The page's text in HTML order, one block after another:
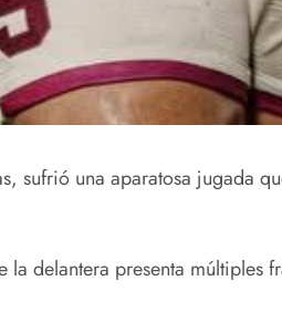
sufrió una aparatosa jugada
delantera presenta múltiples